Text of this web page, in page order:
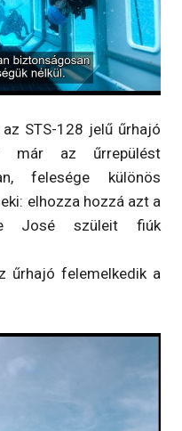
STS-128 jelű űrhajó
már az űrrepülést
felesége különös
elhozza hozzá azt a
José szüleit fiúk
űrhajó felemelkedik a